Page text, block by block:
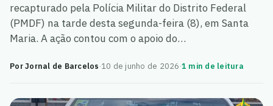
recapturado pela Polícia Militar do Distrito Federal
(PMDF) na tarde desta segunda-feira (8), em Santa
Maria. A ação contou com o apoio do…
Por Jornal de Barcelos·10 de junho de 2026·1 min de leitura